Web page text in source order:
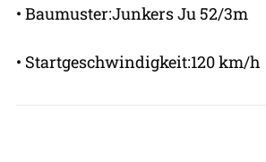
• Baumuster:Junkers Ju 52/3m
• Startgeschwindigkeit:120 km/h